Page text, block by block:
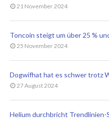
21 November 2024
Toncoin steigt um über 25 %
25 November 2024
Dogwifhat hat es schwer trotz
27 August 2024
Helium durchbricht Trendlinien-